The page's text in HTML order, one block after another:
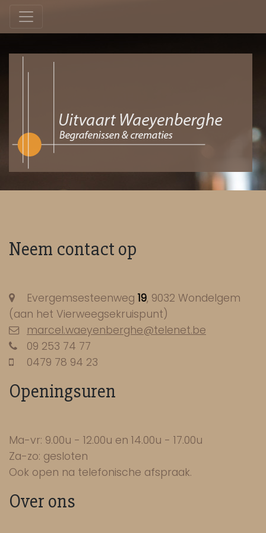
Neem contact op
Evergemsesteenweg 19, 9032 Wondelgem
(aan het Vierweegsekruispunt)
marcel.waeyenberghe@telenet.be
09 253 74 77
0479 78 94 23
Openingsuren
Ma-vr: 9.00u - 12.00u en 14.00u - 17.00u
Za-zo: gesloten
Ook open na telefonische afspraak.
Over ons